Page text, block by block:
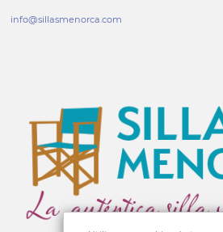
info@sillasmenorca.com